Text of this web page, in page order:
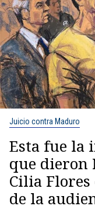
Juicio contra Maduro
Esta fue la
que dieron
Cilia
de la